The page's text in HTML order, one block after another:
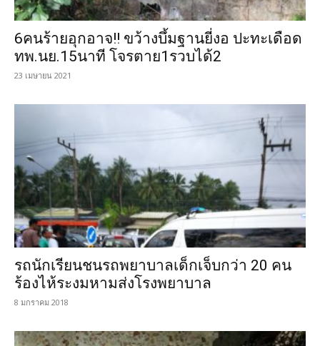
6คนร้ายอุกอาจ!! ขว้างบึ้มฐานยี่งอ ปะทะเดือด
ทพ.นย.15นาที โจรตาย1รวบได้2
23 เมษายน 2021
รถนักเรียนชนรถพยาบาลเด็กเจ็บกว่า 20 คน
ร้องไห้ระงมหามส่งโรงพยาบาล
8 มกราคม 2018